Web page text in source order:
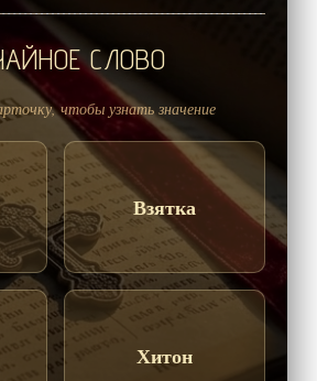
СЛОВО
чтобы узнать значение
Взятка
Хитон